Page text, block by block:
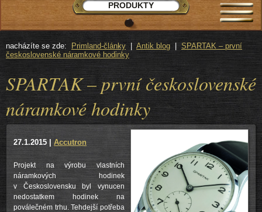
nacházíte se zde: Primland-články Antik blog
SPARTAK – první
československé náramkové hodinky
SPARTAK – první československé
náramkové hodinky
27.1.2015 Accutron
Projekt na výrobu vlastních
náramkových hodinek
v Československu byl vynucen
nedostatkem hodinek na
poválečném trhu. Tehdejší potřeba
PRODUKTY